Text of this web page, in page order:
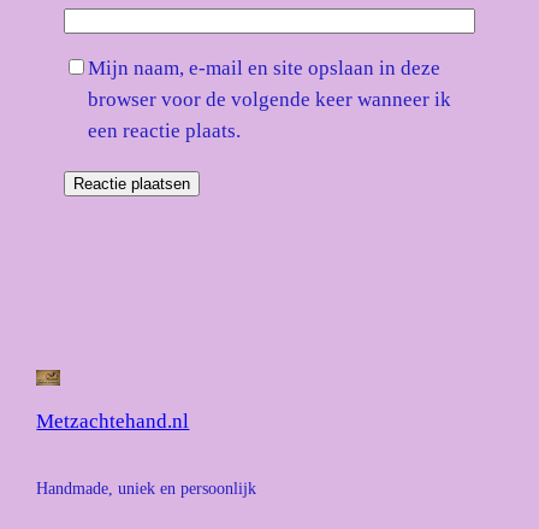
Mijn naam, e-mail en site opslaan in deze
browser voor de volgende keer wanneer ik
een reactie plaats.
Metzachtehand.nl
Handmade, uniek en persoonlijk